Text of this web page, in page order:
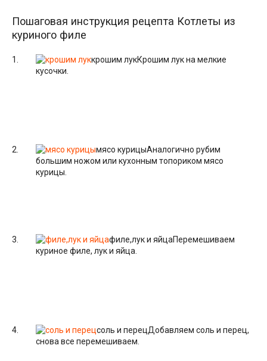
Пошаговая инструкция рецепта Котлеты из
куриного филе
крошим лукКрошим лук на мелкие
кусочки.
мясо курицыАналогично рубим
большим ножом или кухонным топориком мясо
курицы.
филе,лук и яйцаПеремешиваем
куриное филе, лук и яйца.
соль и перецДобавляем соль и перец,
снова все перемешиваем.